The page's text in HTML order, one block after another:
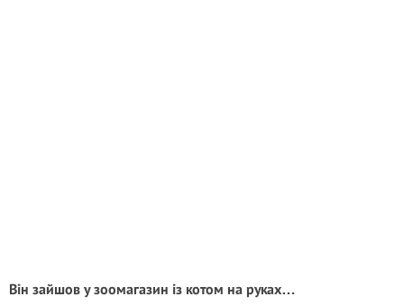
Він зайшов у зоомагазин із котом на руках…